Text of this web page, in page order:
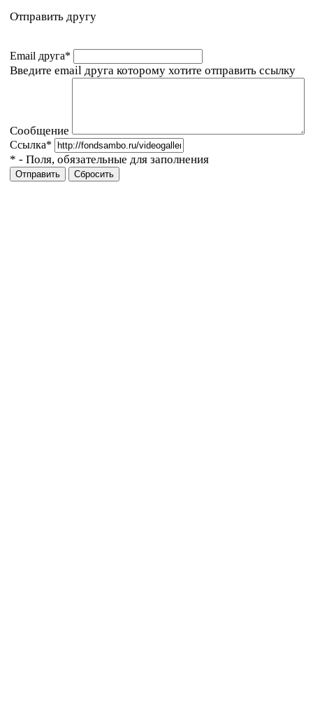
Отправить другу
Email друга*
Введите email друга которому хотите отправить ссылку
Сообщение
Ссылка*
* - Поля, обязательные для заполнения